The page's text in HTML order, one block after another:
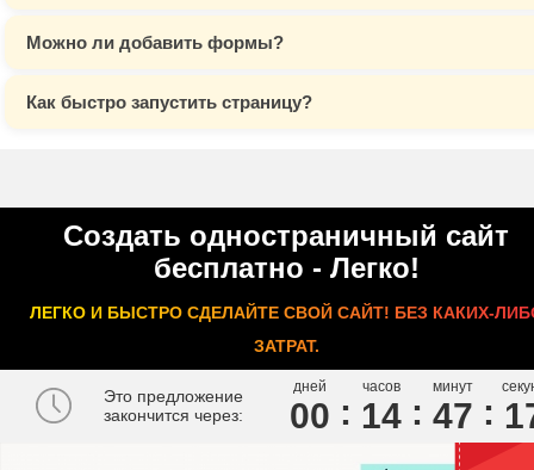
Можно ли добавить формы?
Как быстро запустить страницу?
Создать одностраничный сайт
бесплатно - Легко!
ЛЕГКО И БЫСТРО СДЕЛАЙТЕ СВОЙ САЙТ! БЕЗ КАКИХ-
ЗАТРАТ.
Это предложение
закончится через:
дней
00
часов
14
минут
47 1